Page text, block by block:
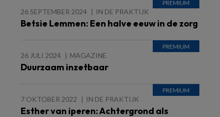
26 SEPTEMBER 2024 IN DE PRAKTIJK
Betsie Lemmen: Een halve eeuw in de zorg
26 JULI 2024 MAGAZINE
Duurzaam inzetbaar
7 OKTOBER 2022 IN DE PRAKTIJK
Esther van iperen: Achtergrond als